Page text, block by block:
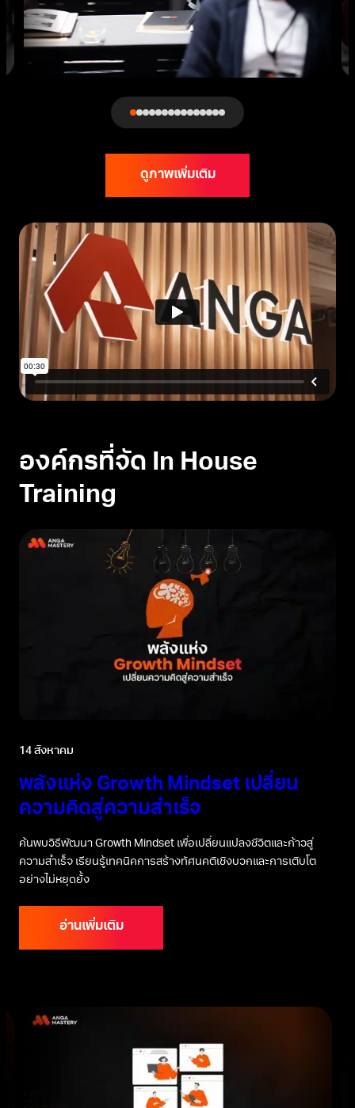
ดูภาพเพิ่มเติม
องค์กรที่จัด In House
Training
14 สิงหาคม
พลังแห่ง Growth Mindset เปลี่ยน
ความคิดสู่ความสำเร็จ
ค้นพบวิธีพัฒนา Growth Mindset เพื่อเปลี่ยนแปลงชีวิตและก้าวสู่
ความสำเร็จ เรียนรู้เทคนิคการสร้างทัศนคติเชิงบวกและการเติบโต
อย่างไม่หยุดยั้ง
อ่านเพิ่มเติม